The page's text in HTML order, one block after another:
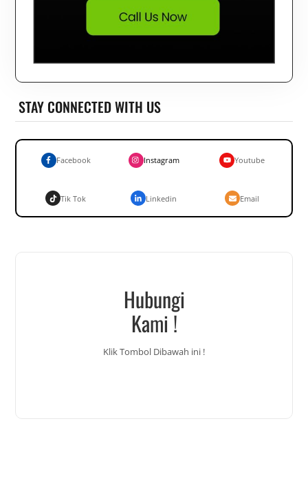
STAY CONNECTED WITH US
Facebook Instagram Youtube
Tik Tok Linkedin Email
Hubungi
Kami !
Klik Tombol Dibawah ini !